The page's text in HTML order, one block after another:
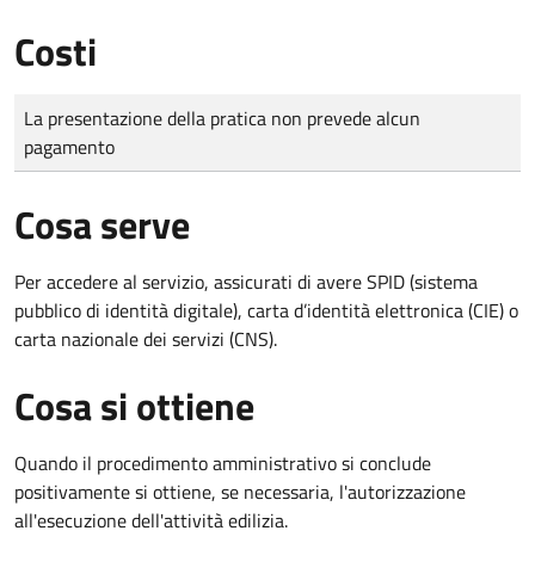
Costi
Tipo di pagamento
Importo
La presentazione della pratica non prevede alcun
pagamento
Cosa serve
Per accedere al servizio, assicurati di avere SPID (sistema
pubblico di identità digitale), carta d’identità elettronica (CIE) o
carta nazionale dei servizi (CNS).
Cosa si ottiene
Quando il procedimento amministrativo si conclude
positivamente si ottiene, se necessaria, l'autorizzazione
all'esecuzione dell'attività edilizia.